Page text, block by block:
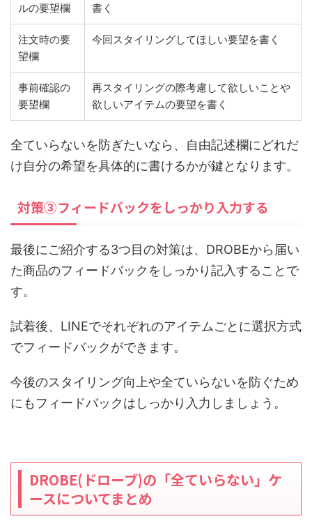
ルの要望欄
書く
注文時の要
望欄
今回スタイリングしてほしい要望を書く
事前確認の
要望欄
再スタイリングの際考慮して欲しいことや
欲しいアイテムの要望を書く
全ていらないを防ぎたいなら、自由記述欄にどれだ
け自分の希望を具体的に書けるかが鍵となります。
対策③フィードバックをしっかり入力する
最後にご紹介する3つ目の対策は、DROBEから届い
た商品のフィードバックをしっかり記入することで
す。
試着後、LINEでそれぞれのアイテムごとに選択方式
でフィードバックができます。
今後のスタイリング向上や全ていらないを防ぐため
にもフィードバックはしっかり入力しましょう。
DROBE(ドローブ)の「全ていらない」ケ
ースについてまとめ